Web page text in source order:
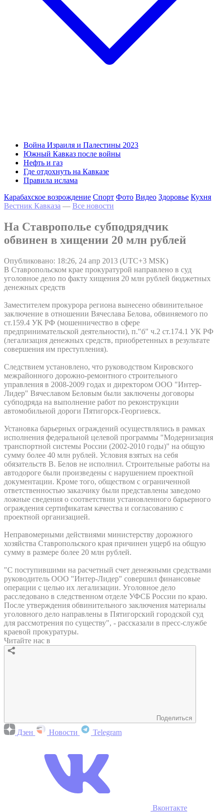
Война Израиля и Палестины 2023
Южный Кавказ после войны
Нефть и газ
Где отдохнуть на Кавказе
Правила ислама
Карабахское возрождение Спорт Фото Видео Здоровье Кухня
Вестник Кавказа — Все новости
На Ставрополье субподрядчик
обвинен в хищении 20 млн рублей
Опубликовано: 18:26, 24 апр 2013 (UTC+3 MSK)
В Ставропольском крае прокуратурой направлено в суд
уголовное дело по факту хищения 20 млн рублей бюджетных
денежных средств
Заместителем прокурора региона вынесено обвинительное
заключение в отношении Вячеслава Белова, обвиняемого по
ст.159.4 УК РФ (мошенничество в сфере
предпринимательской деятельности), п."б" ч.2 ст.174.1 УК РФ
(легализация денежных средств, приобретенных в результате
совершения им преступления).
Следствием установлено, что руководством Кировского
межрайонного дорожно-ремонтного строительного
управления в 2008-2009 годах и директором ООО "Интер-
Лидер" Вячеславом Беловым были заключены договоры
субподряда на выполнение работ по реконструкции
автомобильной дороги Пятигорск-Георгиевск.
Установка барьерных ограждений осуществлялись в рамках
исполнения федеральной целевой программы "Модернизация
транспортной системы России (2002-2010 годы)" на общую
сумму более 40 млн рублей. Условия взятых на себя
обязательств В. Белов не исполнил. Строительные работы на
автодороге были произведены с нарушением проектной
документации. Кроме того, обществом с ограниченной
ответственностью заказчику были представлены заведомо
ложные сведения о соответствии установленного барьерного
ограждения сертификатам качества и согласованию с
проектной организацией.
Неправомерными действиями министерству дорожного
хозяйства Ставропольского края причинен ущерб на общую
сумму в размере более 20 млн рублей.
"С поступившими на расчетный счет денежными средствами
руководитель ООО "Интер-Лидер" совершил финансовые
операции с целью их легализации. Уголовное дело
расследовано в следственном отделе УФСБ России по краю.
После утверждения обвинительного заключения материалы
уголовного дело направлены в Пятигорский городской суд
для рассмотрения по существу", - рассказали в пресс-службе
краевой прокуратуры.
Читайте нас в
Поделиться
Дзен Новости Telegram
Вконтакте